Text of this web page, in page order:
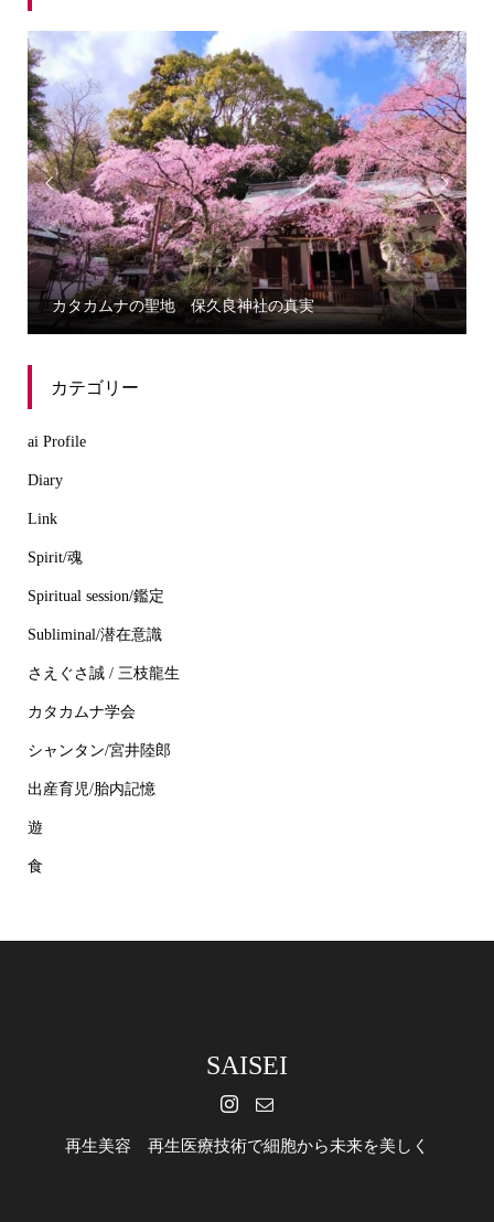

誰にでもわかる三種の神器から学ぶカタカムナ

カテゴリー
ai Profile
Diary
Link
Spirit/魂
Spiritual session/鑑定
Subliminal/潜在意識
さえぐさ誠 / 三枝龍生
カタカムナ学会
シャンタン/宮井陸郎
出産育児/胎内記憶
遊
食
SAISEI
再生美容 再生医療技術で細胞から未来を美しく